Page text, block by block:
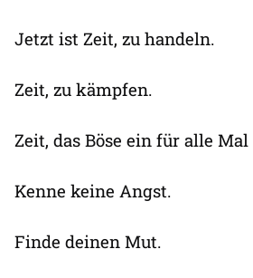
Jetzt ist Zeit, zu handeln.
Zeit, zu kämpfen.
Zeit, das Böse ein für alle Mal
Kenne keine Angst.
Finde deinen Mut.